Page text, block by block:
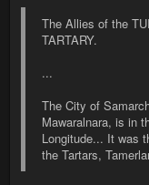
The Allies of the
TARTARY.
...
The City of
Mawaralnara, is in
Longitude... It was
the Tartars,